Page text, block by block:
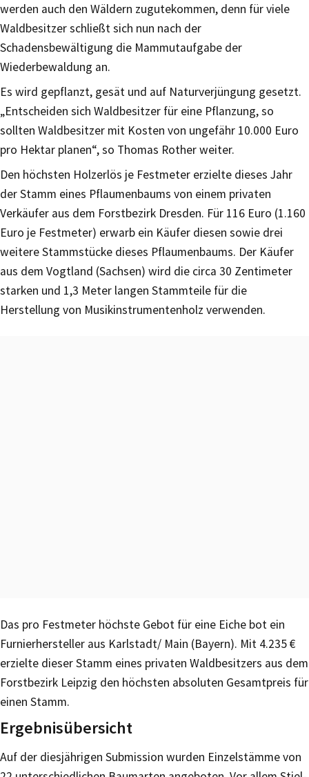
werden auch den Wäldern zugutekommen, denn für viele
Waldbesitzer schließt sich nun nach der
Schadensbewältigung die Mammutaufgabe der
Wiederbewaldung an.
Es wird gepflanzt, gesät und auf Naturverjüngung gesetzt.
„Entscheiden sich Waldbesitzer für eine Pflanzung, so
sollten Waldbesitzer mit Kosten von ungefähr 10.000 Euro
pro Hektar planen“, so Thomas Rother weiter.
Den höchsten Holzerlös je Festmeter erzielte dieses Jahr
der Stamm eines Pflaumenbaums von einem privaten
Verkäufer aus dem Forstbezirk Dresden. Für 116 Euro (1.160
Euro je Festmeter) erwarb ein Käufer diesen sowie drei
weitere Stammstücke dieses Pflaumenbaums. Der Käufer
aus dem Vogtland (Sachsen) wird die circa 30 Zentimeter
starken und 1,3 Meter langen Stammteile für die
Herstellung von Musikinstrumentenholz verwenden.
Das pro Festmeter höchste Gebot für eine Eiche bot ein
Furnierhersteller aus Karlstadt/ Main (Bayern). Mit 4.235 €
erzielte dieser Stamm eines privaten Waldbesitzers aus dem
Forstbezirk Leipzig den höchsten absoluten Gesamtpreis für
einen Stamm.
Ergebnisübersicht
Auf der diesjährigen Submission wurden Einzelstämme von